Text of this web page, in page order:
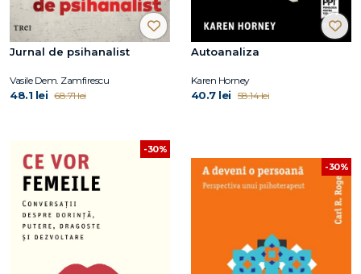
Jurnal de psihanalist
Vasile Dem. Zamfirescu
48.1 lei 68.71 lei
Autoanaliza
Karen Horney
40.7 lei 58.14 lei
-30%
-30%